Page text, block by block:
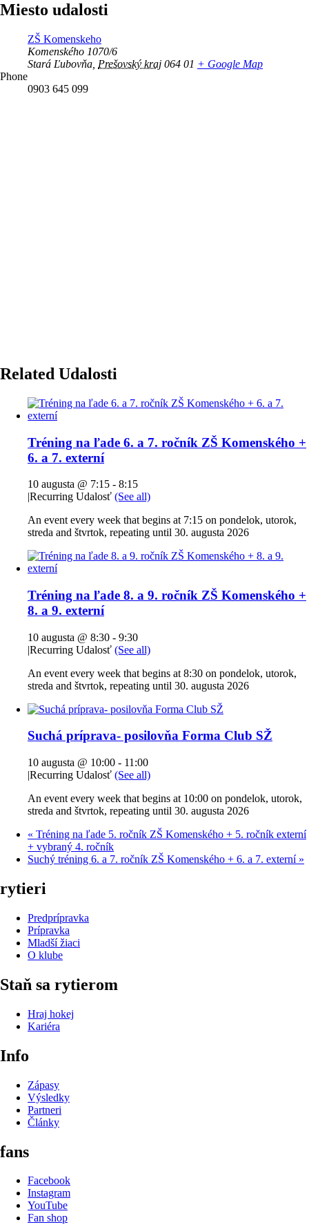
Miesto udalosti
ZŠ Komenskeho
Komenského 1070/6
Stará Ľubovňa Prešovský kraj 064 01 + Google Map
Phone
0903 645 099
Related Udalosti
Tréning na ľade 6. a 7. ročník ZŠ Komenského +
6. a 7. externí
10 augusta @ 7:15 - 8:15
|Recurring Udalosť (See all)
An event every week that begins at 7:15 on pondelok, utorok,
streda and štvrtok, repeating until 30. augusta 2026
Tréning na ľade 8. a 9. ročník ZŠ Komenského +
8. a 9. externí
10 augusta @ 8:30 - 9:30
|Recurring Udalosť (See all)
An event every week that begins at 8:30 on pondelok, utorok,
streda and štvrtok, repeating until 30. augusta 2026
Suchá príprava- posilovňa Forma Club SŽ
10 augusta @ 10:00 - 11:00
|Recurring Udalosť (See all)
An event every week that begins at 10:00 on pondelok, utorok,
streda and štvrtok, repeating until 30. augusta 2026
« Tréning na ľade 5. ročník ZŠ Komenského + 5. ročník externí
+ vybraný 4. ročník
Suchý tréning 6. a 7. ročník ZŠ Komenského + 6. a 7. externí »
rytieri
Predprípravka
Prípravka
Mladší žiaci
O klube
Staň sa rytierom
Hraj hokej
Kariéra
Info
Zápasy
Výsledky
Partneri
Články
fans
Facebook
Instagram
YouTube
Fan shop